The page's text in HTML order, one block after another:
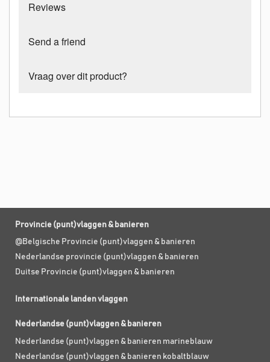
Reviews
Send a friend
Vraag over dit product?
Provincie (punt)vlaggen & banieren
@Belgische Provincie (punt)vlaggen & banieren
Nederlandse provincie (punt)vlaggen & banieren
Duitse Provincie (punt)vlaggen & banieren
Internationale landen vlaggen
Nederlandse (punt)vlaggen & banieren
Nederlandse (punt)vlaggen & banieren marineblauw
Nederlandse (punt)vlaggen & banieren kobaltblauw